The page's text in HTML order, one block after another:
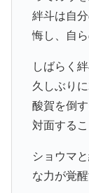
絆斗は自
悔し、自
しばらく
久しぶり
酸賀を倒
対面するこ
ショウマ
な力が覚醒